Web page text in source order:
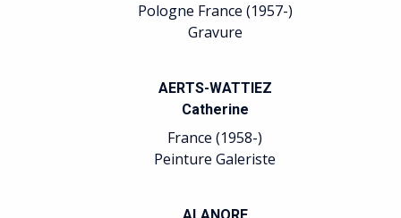
Pologne France (1957-)
Gravure
AERTS-WATTIEZ
Catherine
France (1958-)
Peinture Galeriste